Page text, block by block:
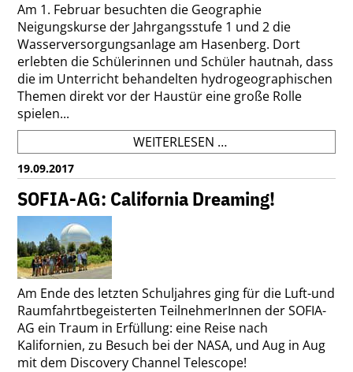
Am 1. Februar besuchten die Geographie
Neigungskurse der Jahrgangsstufe 1 und 2 die
Wasserversorgungsanlage am Hasenberg. Dort
erlebten die Schülerinnen und Schüler hautnah, dass
die im Unterricht behandelten hydrogeographischen
Themen direkt vor der Haustür eine große Rolle
spielen...
WEITERLESEN …GEOGRAPHIE-
KURSE:
EXKURSION
ZUR
19.09.2017
SOFIA-AG: California Dreaming!
Am Ende des letzten Schuljahres ging für die Luft-und
Raumfahrtbegeisterten TeilnehmerInnen der SOFIA-
AG ein Traum in Erfüllung: eine Reise nach
Kalifornien, zu Besuch bei der NASA, und Aug in Aug
mit dem Discovery Channel Telescope!